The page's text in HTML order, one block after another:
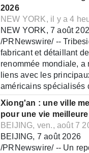
2026
NEW YORK, il y a 4
NEW YORK, 7 août
/PRNewswire/ --
fabricant et détaillant
renommée mondiale, a
liens avec les
américains spécialisés
Xiong'an : une ville
pour une vie meilleure
BEIJING, ven., août 7
BEIJING, 7 août 2026
/PRNewswire/ -- Un